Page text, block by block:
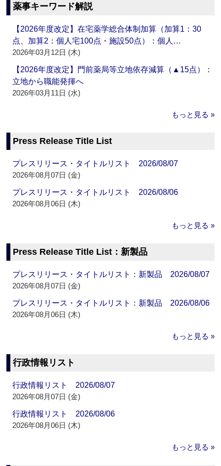
薬事キーワード解説
【2026年度改定】在宅薬学総合体制加算（加算1：30
点、加算2：個人宅100点・施設50点）：個人…
2026年03月12日 (木)
【2026年度改定】門前薬局等立地依存減算（▲15点）：
立地から職能発揮へ
2026年03月11日 (水)
もっと見る »
Press Release Title List
プレスリリース・タイトルリスト 2026/08/07
2026年08月07日 (金)
プレスリリース・タイトルリスト 2026/08/06
2026年08月06日 (木)
もっと見る »
Press Release Title List：新製品
プレスリリース・タイトルリスト：新製品 2026/08/07
2026年08月07日 (金)
プレスリリース・タイトルリスト：新製品 2026/08/06
2026年08月06日 (木)
もっと見る »
行政情報リスト
行政情報リスト 2026/08/07
2026年08月07日 (金)
行政情報リスト 2026/08/06
2026年08月06日 (木)
もっと見る »